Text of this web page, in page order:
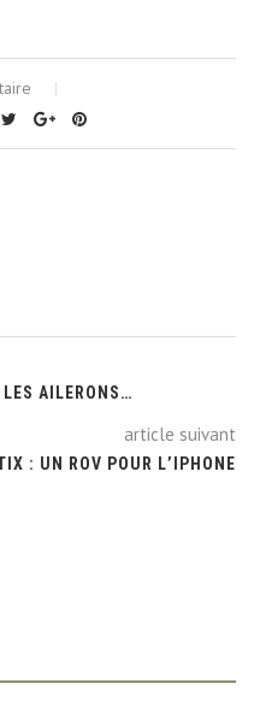
AILERONS…
article suivant
: UN ROV POUR L’IPHONE